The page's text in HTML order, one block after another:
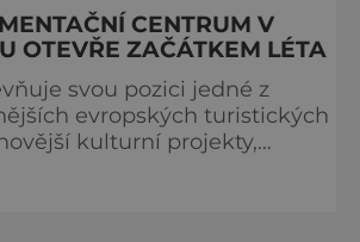
CENTRUM V
OTEVŘE ZAČÁTKEM LÉTA
svou pozici jedné z
evropských turistických
kulturní projekty,
památek přitahují